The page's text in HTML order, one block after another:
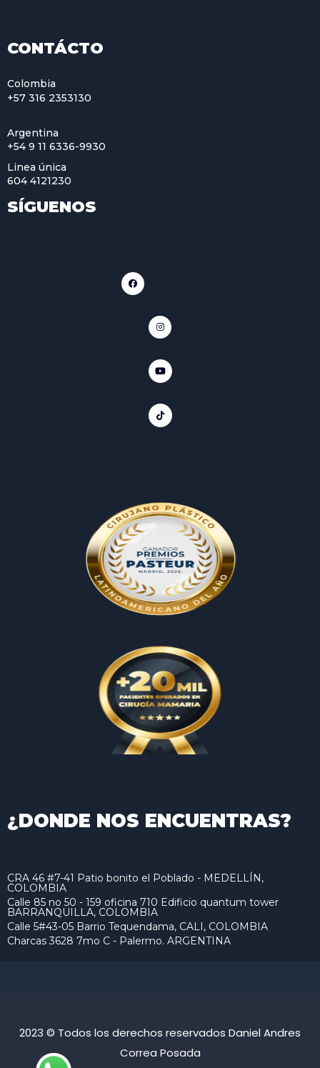
CONTÁCTO
Colombia
+57 316 2353130
Argentina
+54 9 11 6336-9930
Linea única
604 4121230
SÍGUENOS
¿DONDE NOS ENCUENTRAS?
CRA 46 #7-41 Patio bonito el Poblado - MEDELLÍN,
COLOMBIA
Calle 85 no 50 - 159 oficina 710 Edificio quantum tower
BARRANQUILLA, COLOMBIA
Calle 5#43-05 Barrio Tequendama, CALI, COLOMBIA
Charcas 3628 7mo C - Palermo. ARGENTINA
2023 © Todos los derechos reservados Daniel Andres
Correa Posada